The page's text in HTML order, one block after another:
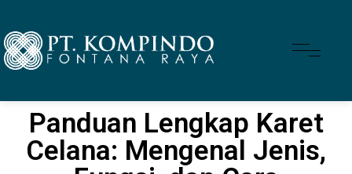
Panduan Lengkap Karet
Celana: Mengenal Jenis,